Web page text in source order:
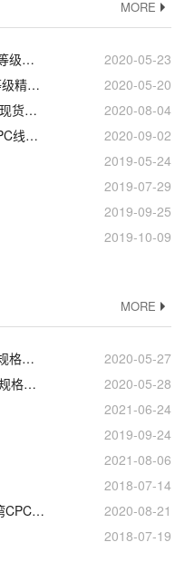
MORE
CPC直线导轨_ARC20MS_AR20MS_等级精度安装
2020-05-23
CPC直线导轨_MR7WL_HRC35FL_等级精度安装
2020-05-20
CPC线轨 台湾CPC线性滑轨 批发价格现货加工定制
2020-08-04
广州_无锡_蚌埠_攀枝花总代理台湾CPC线性滑轨滑块
2020-09-02
2019-05-24
2019-07-29
2019-09-25
2019-10-09
MORE
CPC直线导轨_ARC15MN_AR20FN_规格尺寸型号
2020-05-27
CPC直线导轨_ARC20MN_AR25MS_规格尺寸型号
2020-05-28
2021-06-24
2019-09-24
2021-08-06
2018-07-14
精整加工用机床_哈斯机床_压胶机台湾CPC线性滑轨滑块
2020-08-21
2018-07-19